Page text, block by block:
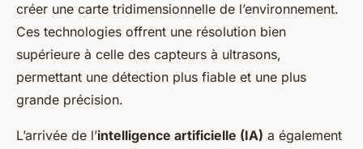
créer une carte tridimensionnelle de l’environnement.
Ces technologies offrent une résolution bien
supérieure à celle des capteurs à ultrasons,
permettant une détection plus fiable et une plus
grande précision.
L’arrivée de l’intelligence artificielle (IA) a également